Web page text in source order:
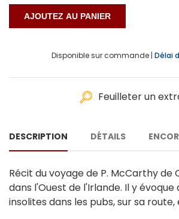
Disponible sur commande | Délai
Feuilleter un
DESCRIPTION DÉTAILS
Récit du voyage de P. McCarthy de
dans l'Ouest de l'Irlande. Il y
insolites dans les pubs, sur sa route,